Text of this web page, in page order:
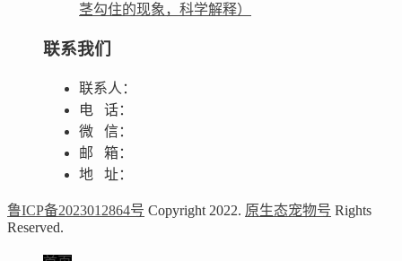
茎勾住的现象，科学解释）
联系我们
联系人：
电 话：
微 信：
邮 箱：
地 址：
鲁ICP备2023012864号 Copyright 2022. 原生态宠物号 Rights
Reserved.